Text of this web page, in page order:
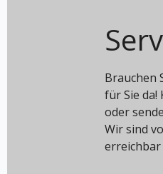
Brauchen
für Sie
oder
Wir sind